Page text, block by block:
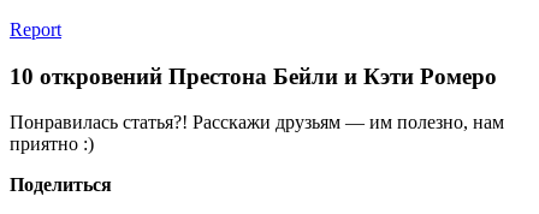
Report
10 откровений Престона Бейли и Кэти Ромеро
Понравилась статья?! Расскажи друзьям — им полезно, нам
приятно :)
Поделиться